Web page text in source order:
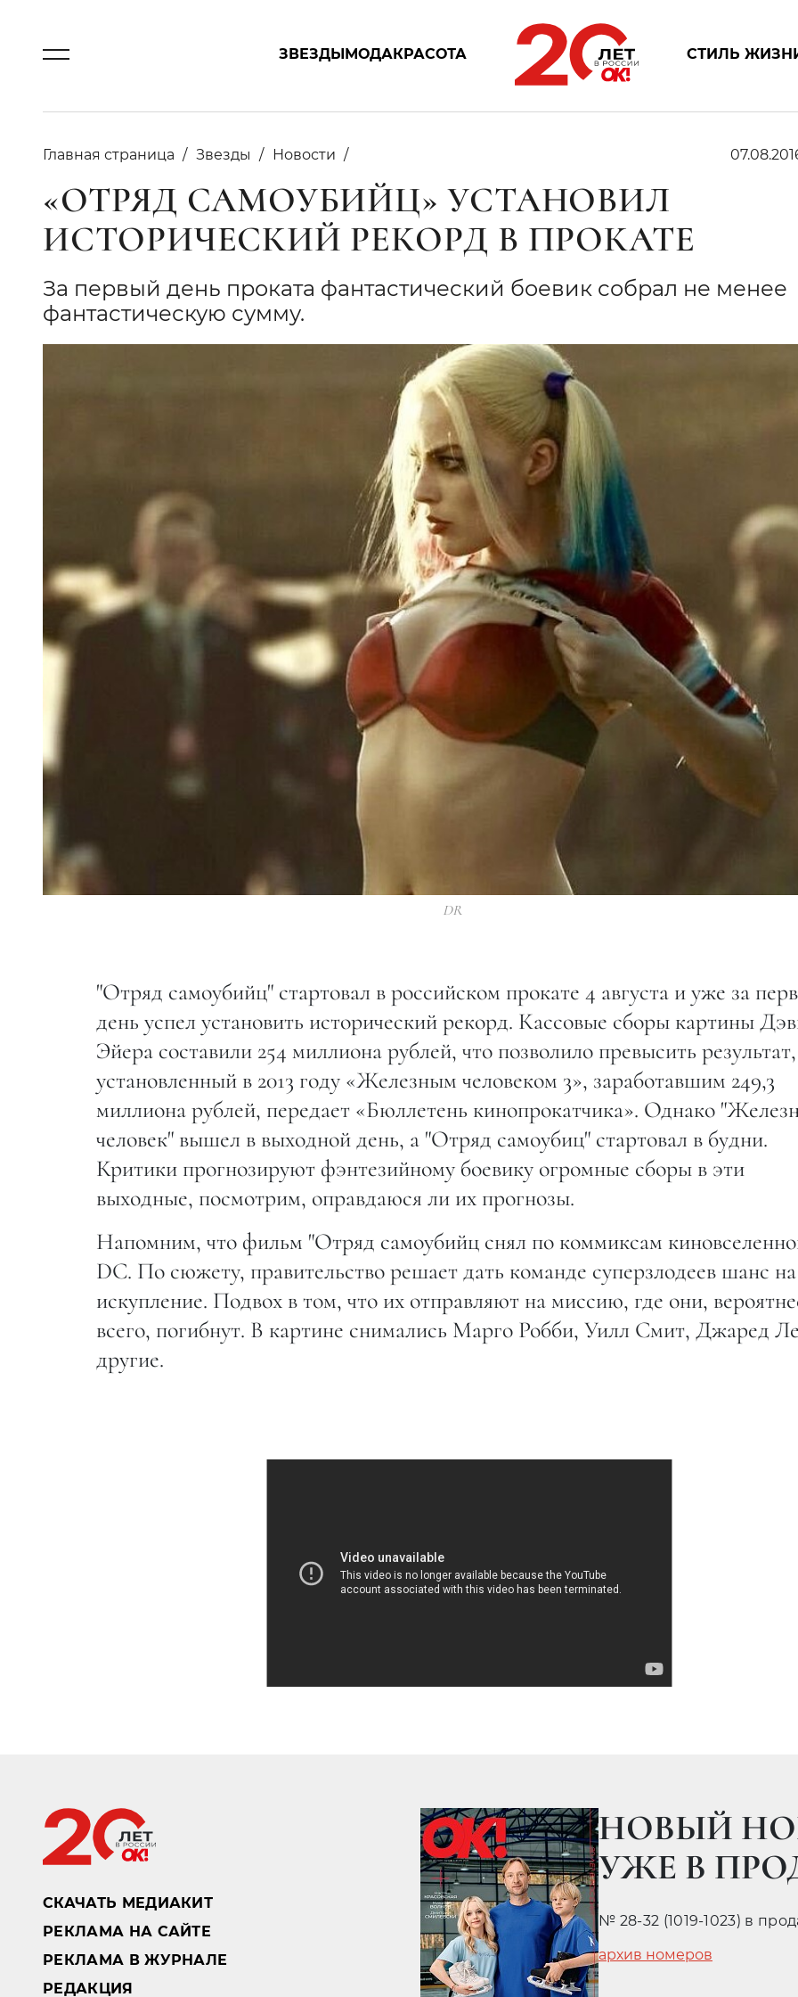
ЗВЕЗДЫМОДАКРАСОТА СТИЛЬ
Главная страница Звезды Новости
«ОТРЯД САМОУБИЙЦ» УСТАНОВИЛ
ИСТОРИЧЕСКИЙ РЕКОРД В ПРОКАТЕ
За первый день проката фантастический боевик собрал не менее
фантастическую сумму.
DR
"Отряд самоубийц" стартовал в российском прокате 4 августа и уже за
день успел установить исторический рекорд. Кассовые сборы картины
Эйера составили 254 миллиона рублей, что позволило превысить результат,
установленный в 2013 году «Железным человеком 3», заработавшим 249,3
миллиона рублей, передает «Бюллетень кинопрокатчика». Однако
человек" вышел в выходной день, а "Отряд самоубиц" стартовал в будни.
Критики прогнозируют фэнтезийному боевику огромные сборы в эти
выходные, посмотрим, оправдаюся ли их прогнозы.
Напомним, что фильм "Отряд самоубийц снял по коммиксам
DC. По сюжету, правительство решает дать команде суперзлодеев шанс на
искупление. Подвох в том, что их отправляют на миссию, где они,
всего, погибнут. В картине снимались Марго Робби, Уилл Смит, Джаред
другие.
СКАЧАТЬ МЕДИАКИТ
РЕКЛАМА НА САЙТЕ
РЕКЛАМА В ЖУРНАЛЕ
РЕДАКЦИЯ
НОВЫЙ
УЖЕ В
№ 28-32 (1019-1023) в
архив номеров